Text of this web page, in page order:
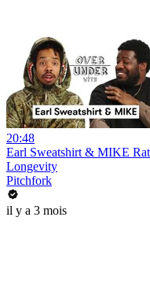
20:48
Earl Sweatshirt & MIKE
Longevity
Pitchfork
il y a 3 mois